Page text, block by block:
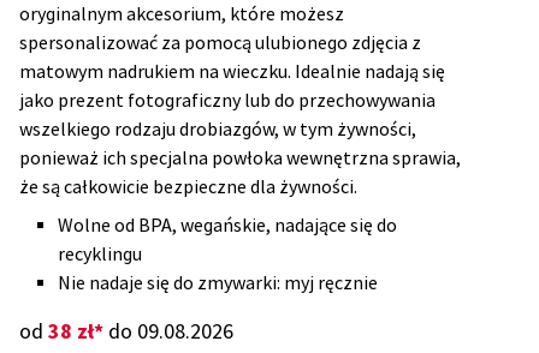
oryginalnym akcesorium, które możesz
spersonalizować za pomocą ulubionego zdjęcia z
matowym nadrukiem na wieczku. Idealnie nadają się
jako prezent fotograficzny lub do przechowywania
wszelkiego rodzaju drobiazgów, w tym żywności,
ponieważ ich specjalna powłoka wewnętrzna sprawia,
że są całkowicie bezpieczne dla żywności.
Wolne od BPA, wegańskie, nadające się do
recyklingu
Nie nadaje się do zmywarki: myj ręcznie
od 38 zł* do 09.08.2026